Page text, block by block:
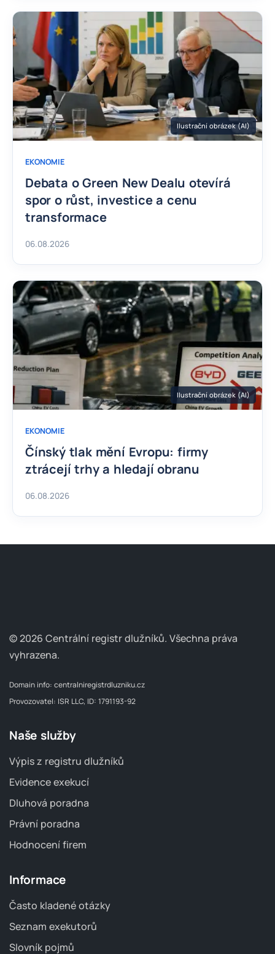
Ilustrační obrázek (AI)
EKONOMIE
Debata o Green New Dealu otevírá
spor o růst, investice a cenu
transformace
06.08.2026
Ilustrační obrázek (AI)
EKONOMIE
Čínský tlak mění Evropu: firmy
ztrácejí trhy a hledají obranu
06.08.2026
© 2026 Centrální registr dlužníků. Všechna práva
vyhrazena.
Domain info: centralniregistrdluzniku.cz
Provozovatel: ISR LLC, ID: 1791193-92
Naše služby
Výpis z registru dlužníků
Evidence exekucí
Dluhová poradna
Právní poradna
Hodnocení firem
Informace
Často kladené otázky
Seznam exekutorů
Slovník pojmů